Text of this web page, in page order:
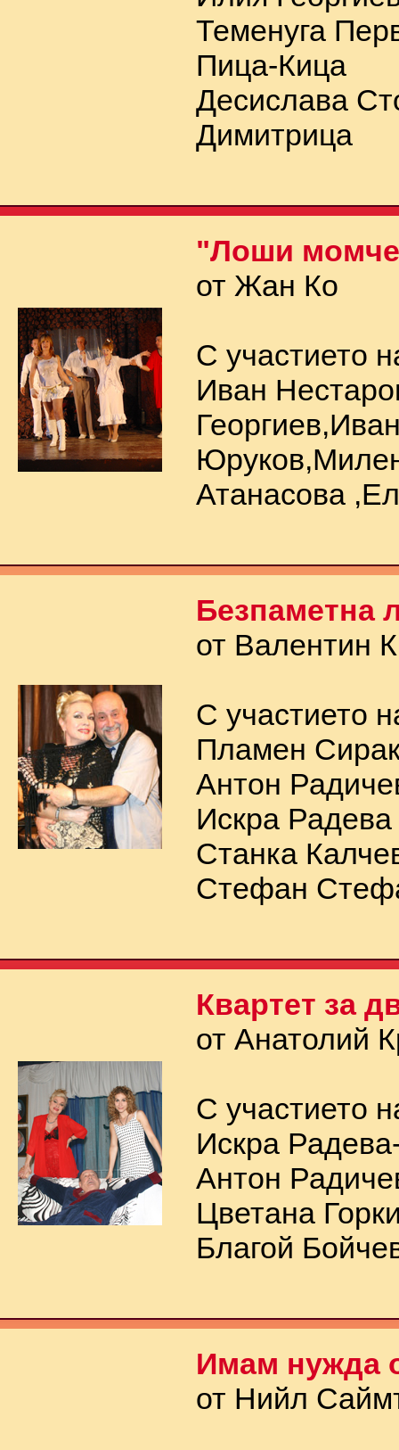
Теменуга
Пица-Кица
Десислава
Димитрица
"Лоши
от Жан Ко
С участието
Иван
Атанасова
Безпаметна
от Валентин
С участието
Пламен
Антон
Искра
Станка
Стефан
Квартет за
от Анатолий
С участието
Искра
Антон
Цветана
Благой
Имам нужда
от Нийл